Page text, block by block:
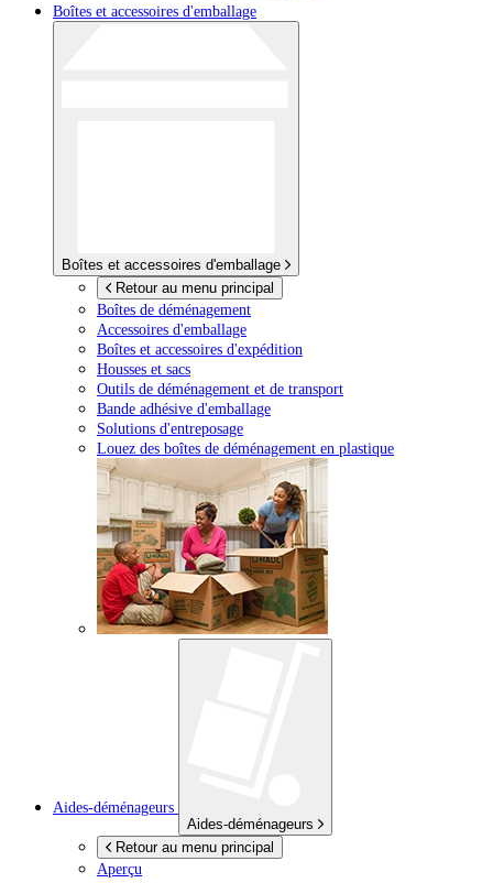
Boîtes et accessoires d'emballage
Boîtes et accessoires d'emballage
Retour au menu principal
Boîtes de déménagement
Accessoires d'emballage
Boîtes et accessoires d'expédition
Housses et sacs
Outils de déménagement et de transport
Bande adhésive d'emballage
Solutions d'entreposage
Louez des boîtes de déménagement en plastique
Aides-déménageurs
Aides-déménageurs
Retour au menu principal
Aperçu